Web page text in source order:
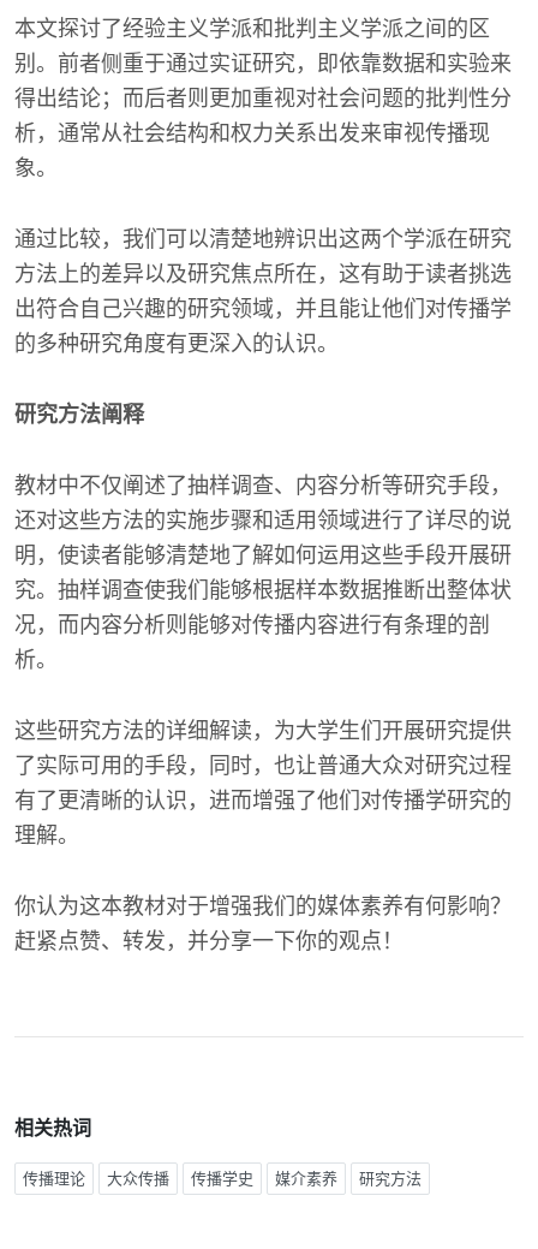
本文探讨了经验主义学派和批判主义学派之间的区
别。前者侧重于通过实证研究，即依靠数据和实验来
得出结论；而后者则更加重视对社会问题的批判性分
析，通常从社会结构和权力关系出发来审视传播现
象。
通过比较，我们可以清楚地辨识出这两个学派在研究
方法上的差异以及研究焦点所在，这有助于读者挑选
出符合自己兴趣的研究领域，并且能让他们对传播学
的多种研究角度有更深入的认识。
研究方法阐释
教材中不仅阐述了抽样调查、内容分析等研究手段，
还对这些方法的实施步骤和适用领域进行了详尽的说
明，使读者能够清楚地了解如何运用这些手段开展研
究。抽样调查使我们能够根据样本数据推断出整体状
况，而内容分析则能够对传播内容进行有条理的剖
析。
这些研究方法的详细解读，为大学生们开展研究提供
了实际可用的手段，同时，也让普通大众对研究过程
有了更清晰的认识，进而增强了他们对传播学研究的
理解。
你认为这本教材对于增强我们的媒体素养有何影响？
赶紧点赞、转发，并分享一下你的观点！
相关热词
传播理论 大众传播 传播学史 媒介素养 研究方法